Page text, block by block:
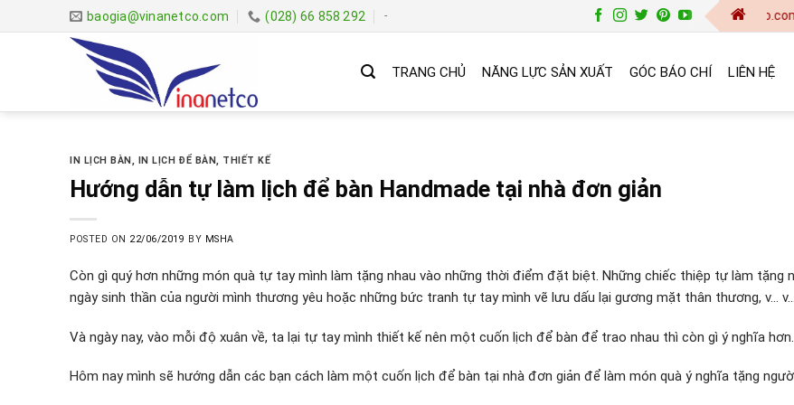
to
baogia@vinanetco.com (028) 66 858 292 - baogia@vinanetco.com | Thiết
TRANG CHỦ NĂNG LỰC SẢN XUẤT GÓC BÁO CHÍ LIÊN HỆ
IN LỊCH BÀN IN LỊCH ĐỂ BÀN THIẾT KẾ
Hướng dẫn tự làm lịch để bàn Handmade tại nhà đơn giản
POSTED ON 22/06/2019 BY MSHA
Còn gì quý hơn những món quà tự tay mình làm tặng nhau vào những thời điểm đặt biệt. Những chiếc thiệp tự làm tặng
ngày sinh thần của người mình thương yêu hoặc những bức tranh tự tay mình vẽ lưu dấu lại gương mặt thân thương, v…
Và ngày nay, vào mỗi độ xuân về, ta lại tự tay mình thiết kế nên một cuốn lịch để bàn để trao nhau thì còn gì ý nghĩa hơn.
Hôm nay mình sẽ hướng dẫn các bạn cách làm một cuốn lịch để bàn tại nhà đơn giản để làm món quà ý nghĩa tặng